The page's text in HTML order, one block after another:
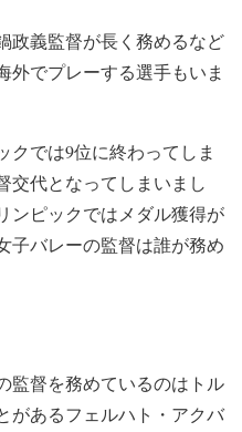
政義監督が長く務めるなど
外でプレーする選手もいま
クでは9位に終わってしま
交代となってしまいまし
ンピックではメダル獲得が
子バレーの監督は誰が務め
監督を務めているのはトル
があるフェルハト・アクバ